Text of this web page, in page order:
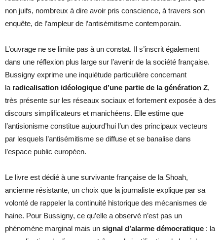
non juifs, nombreux à dire avoir pris conscience, à travers son
enquête, de l’ampleur de l’antisémitisme contemporain.
L’ouvrage ne se limite pas à un constat. Il s’inscrit également
dans une réflexion plus large sur l’avenir de la société française.
Bussigny exprime une inquiétude particulière concernant
la radicalisation idéologique d’une partie de la génération Z,
très présente sur les réseaux sociaux et fortement exposée à des
discours simplificateurs et manichéens. Elle estime que
l’antisionisme constitue aujourd’hui l’un des principaux vecteurs
par lesquels l’antisémitisme se diffuse et se banalise dans
l’espace public européen.
Le livre est dédié à une survivante française de la Shoah,
ancienne résistante, un choix que la journaliste explique par sa
volonté de rappeler la continuité historique des mécanismes de
haine. Pour Bussigny, ce qu’elle a observé n’est pas un
phénomène marginal mais un signal d’alarme démocratique : la